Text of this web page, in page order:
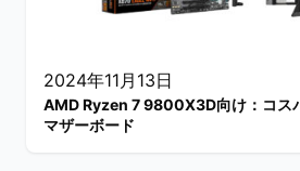
2024年11月13日
AMD Ryzen 7 9800X3D向け：コス
マザーボード